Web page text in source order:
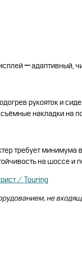
—адаптивный,
рукояток и
накладки на
требует минимума
на шоссе и
/ Touring
не